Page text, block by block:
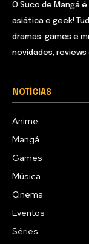
O Suco de Mangá
asiática e geek!
dramas, games e
novidades,
NOTÍCIAS
Anime
Mangá
Games
Música
Cinema
Eventos
Séries